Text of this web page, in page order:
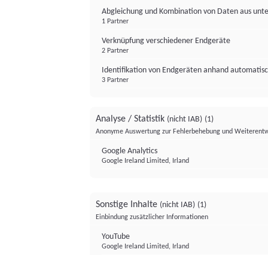
Abgleichung und Kombination von Daten aus
1 Partner
Verknüpfung verschiedener Endgeräte
2 Partner
Identifikation von Endgeräten anhand
3 Partner
Analyse / Statistik (nicht IAB) (1)
Anonyme Auswertung zur Fehlerbehebung und
Google Analytics
Google Ireland Limited, Irland
Sonstige Inhalte (nicht IAB) (1)
Einbindung zusätzlicher Informationen
YouTube
Google Ireland Limited, Irland